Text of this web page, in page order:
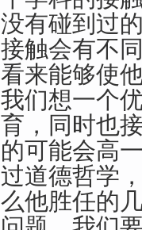
没有碰到过
接触会有不
看来能够使
我们想一个
育，同时也
的可能会高
过道德哲学
么他胜任的